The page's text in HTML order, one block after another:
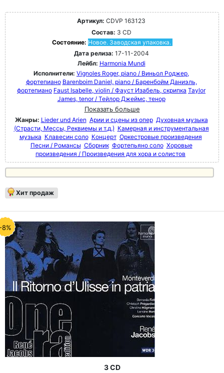
Артикул: CDVP 163123
Состав: 3 CD
Состояние: Новое. Заводская упаковка.
Дата релиза: 17-11-2004
Лейбл: Harmonia Mundi
Исполнители: Vignoles Roger, piano / Виньол Роджер,
фортепиано Barenboim Daniel, piano / Баренбойм Даниэль,
фортепиано Faust Isabelle, violin / Фауст Изабель, скрипка Taylor
James, tenor / Тейлор Джеймс, тенор
Показать больше
Жанры: Lieder und Arien Арии и сцены из опер Духовная музыка
(Страсти, Мессы, Реквиемы и т.д.) Камерная и инструментальная
музыка Клавесин соло Концерт Оркестровые произведения
Песни / Романсы Сборник Фортепьяно соло Хоровые
произведения / Произведения для хора и солистов
Хит продаж
8%
3 CD